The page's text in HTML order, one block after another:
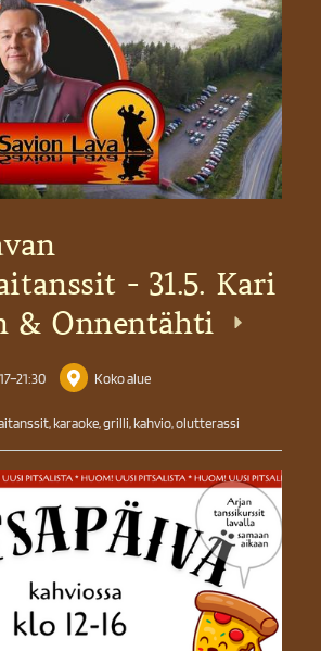
- 31.5. Kari
& Onnentähti
–21:30 Koko alue
karaoke, grilli, kahvio, olutterassi